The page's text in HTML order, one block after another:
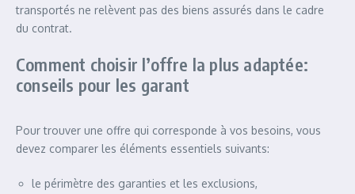
transportés ne relèvent pas des biens assurés dans le cadre
du contrat.
Comment choisir l’offre la plus adaptée:
conseils pour les garant
Pour trouver une offre qui corresponde à vos besoins, vous
devez comparer les éléments essentiels suivants:
le périmètre des garanties et les exclusions,